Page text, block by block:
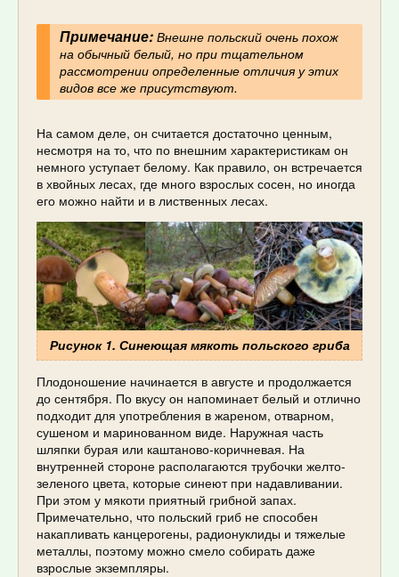
Примечание:Внешне польский очень похож
на обычный белый, но при тщательном
рассмотрении определенные отличия у этих
видов все же присутствуют.
На самом деле, он считается достаточно ценным,
несмотря на то, что по внешним характеристикам он
немного уступает белому. Как правило, он встречается
в хвойных лесах, где много взрослых сосен, но иногда
его можно найти и в лиственных лесах.
Рисунок 1. Синеющая мякоть польского гриба
Плодоношение начинается в августе и продолжается
до сентября. По вкусу он напоминает белый и отлично
подходит для употребления в жареном, отварном,
сушеном и маринованном виде. Наружная часть
шляпки бурая или каштаново-коричневая. На
внутренней стороне располагаются трубочки желто-
зеленого цвета, которые синеют при надавливании.
При этом у мякоти приятный грибной запах.
Примечательно, что польский гриб не способен
накапливать канцерогены, радионуклиды и тяжелые
металлы, поэтому можно смело собирать даже
взрослые экземпляры.